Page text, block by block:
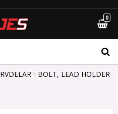
0
BOLT, LEAD HOLDER